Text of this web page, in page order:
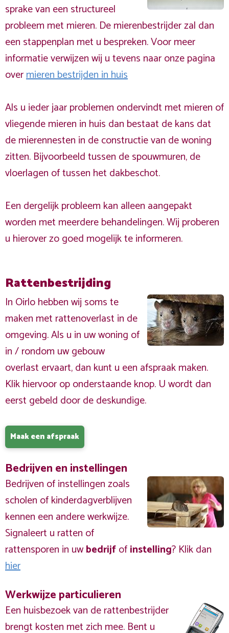
sprake van een structureel
probleem met mieren. De mierenbestrijder zal dan
een stappenplan met u bespreken. Voor meer
informatie verwijzen wij u tevens naar onze pagina
overmieren bestrijden in huis
Als u ieder jaar problemen ondervindt met mieren of
vliegende mieren in huis dan bestaat de kans dat
de mierennesten in de constructie van de woning
zitten. Bijvoorbeeld tussen de spouwmuren, de
vloerlagen of tussen het dakbeschot.
Een dergelijk probleem kan alleen aangepakt
worden met meerdere behandelingen. Wij proberen
u hierover zo goed mogelijk te informeren.
Rattenbestrijding
In Oirlo hebben wij soms te
maken met rattenoverlast in de
omgeving. Als u in uw woning of
in / rondom uw gebouw
overlast ervaart, dan kunt u een afspraak maken.
Klik hiervoor op onderstaande knop. U wordt dan
eerst gebeld door de deskundige.
Maak een afspraak
Bedrijven en instellingen
Bedrijven of instellingen zoals
scholen of kinderdagverblijven
kennen een andere werkwijze.
Signaleert u ratten of
rattensporen in uwbedrijfofinstelling? Klik dan
hier
Werkwijze particulieren
Een huisbezoek van de rattenbestrijder
brengt kosten met zich mee. Bent u